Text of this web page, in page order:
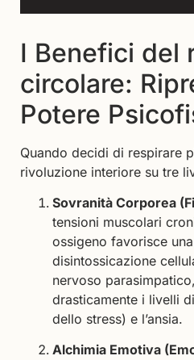
I Benefici del
circolare:
Potere
Quando decidi di respirare
rivoluzione interiore su tre
Sovranità Corporea
tensioni muscolari
ossigeno favorisce
disintossicazione
nervoso
drasticamente i livelli
dello stress) e l’ansia.
Alchimia Emotiva